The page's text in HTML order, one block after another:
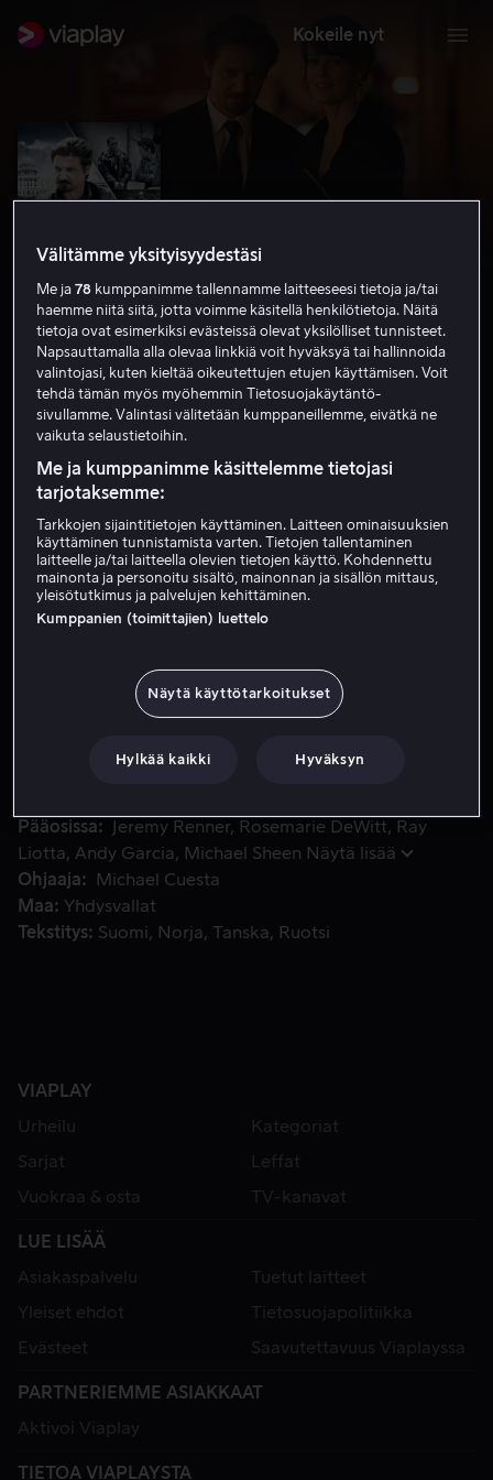
Kokeile nyt
Kill The Messenger
6.9 Draama Rikoselokuvat
HD
Vuokraa 3,99 €
Osta 8,99 €
Kunnianhimoinen tutkiva toimittaja törmää sattumalta
Kunnianhimoinen tutkiva toimittaja törmää sattumalta
ainutkertaiseen tarinaan, kun hän paljastaa Yhdysvaltain
huumeiden salakuljettajien välisen yhteyden.
Pääosissa Jeremy Renner Rosemarie DeWitt
Ray
Liotta
Andy Garcia Michael Sheen Näytä lisää
Ohjaaja
Michael Cuesta
Maa
Yhdysvallat
Tekstitys
Suomi Norja Tanska Ruotsi
VIAPLAY
Urheilu
Kategoriat
Sarjat
Leffat
Vuokraa & osta
TV-kanavat
LUE LISÄÄ
Asiakaspalvelu
Tuetut laitteet
Yleiset ehdot
Tietosuojapolitiikka
Evästeet
Saavutettavuus Viaplayssa
PARTNERIEMME ASIAKKAAT
Aktivoi Viaplay
TIETOA VIAPLAYSTA
Välitämme yksityisyydestäsi
Me ja78 kumppanimme tallennamme laitteeseesi tietoja ja/tai
haemme niitä siitä, jotta voimme käsitellä henkilötietoja. Näitä
tietoja ovat esimerkiksi evästeissä olevat yksilölliset tunnisteet.
Napsauttamalla alla olevaa linkkiä voit hyväksyä tai hallinnoida
valintojasi, kuten kieltää oikeutettujen etujen käyttämisen. Voit
tehdä tämän myös myöhemmin Tietosuojakäytäntö-
sivullamme. Valintasi välitetään kumppaneillemme, eivätkä ne
vaikuta selaustietoihin.
Me ja kumppanimme käsittelemme tietojasi
tarjotaksemme:
Tarkkojen sijaintitietojen käyttäminen. Laitteen ominaisuuksien
käyttäminen tunnistamista varten. Tietojen tallentaminen
laitteelle ja/tai laitteella olevien tietojen käyttö. Kohdennettu
mainonta ja personoitu sisältö, mainonnan ja sisällön mittaus,
yleisötutkimus ja palvelujen kehittäminen.
Kumppanien (toimittajien) luettelo
Näytä käyttötarkoitukset
Hylkää kaikki Hyväksyn